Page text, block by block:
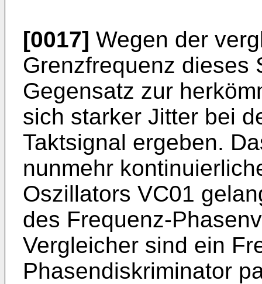
[0017] Wegen der
Grenzfrequenz dieses
Gegensatz zur
sich starker Jitter bei
Taktsignal ergeben.
nunmehr
Oszillators VC01
des Frequenz-
Vergleicher sind ein
Phasendiskriminator